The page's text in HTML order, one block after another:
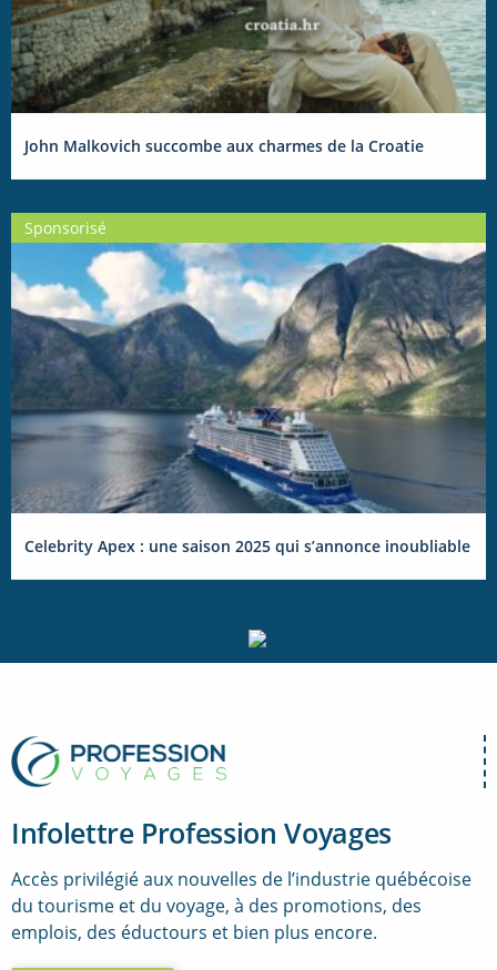
John Malkovich succombe aux charmes de la Croatie
Sponsorisé
Celebrity Apex : une saison 2025 qui s’annonce inoubliable
Infolettre Profession Voyages
Accès privilégié aux nouvelles de l’industrie québécoise
du tourisme et du voyage, à des promotions, des
emplois, des éductours et bien plus encore.